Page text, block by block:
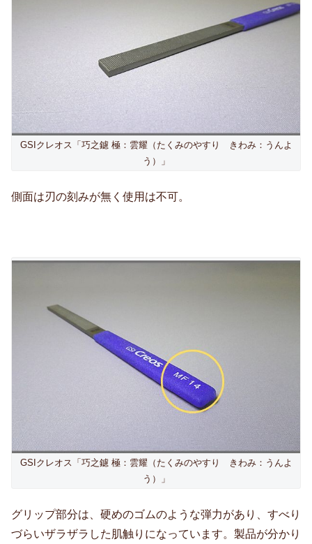
GSIクレオス「巧之鑢 極：雲耀（たくみのやすり きわみ：うんよ
う）」
側面は刃の刻みが無く使用は不可。
GSIクレオス「巧之鑢 極：雲耀（たくみのやすり きわみ：うんよ
う）」
グリップ部分は、硬めのゴムのような弾力があり、すべり
づらいザラザラした肌触りになっています。製品が分かり